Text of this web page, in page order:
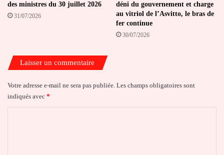
des ministres du 30 juillet 2026
31/07/2026
déni du gouvernement et charge
au vitriol de l’Asvitto, le bras de
fer continue
30/07/2026
Laisser un commentaire
Votre adresse e-mail ne sera pas publiée. Les champs obligatoires sont
indiqués avec *